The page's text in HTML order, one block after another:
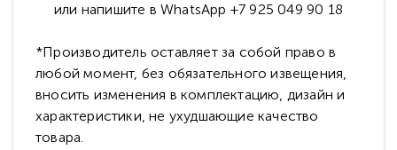
или напишите в WhatsApp +7 925 049 90 18
*Производитель оставляет за собой право в
любой момент, без обязательного извещения,
вносить изменения в комплектацию, дизайн и
характеристики, не ухудшающие качество
товара.